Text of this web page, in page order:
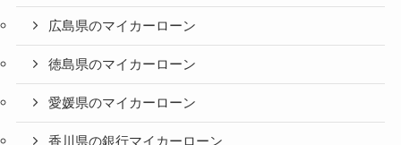
広島県のマイカーローン
徳島県のマイカーローン
愛媛県のマイカーローン
香川県の銀行マイカーローン